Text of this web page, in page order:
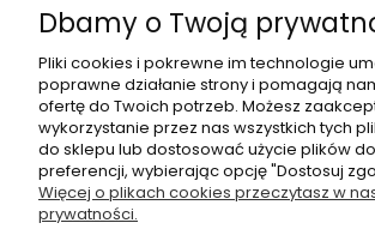
Dbamy o Twoją
Pliki cookies i pokrewne im technologie
poprawne działanie strony i pomagają
ofertę do Twoich potrzeb. Możesz
wykorzystanie przez nas wszystkich tych
do sklepu lub dostosować użycie plików
preferencji, wybierając opcję "Dostosuj
Więcej o plikach cookies przeczytasz w
prywatności.